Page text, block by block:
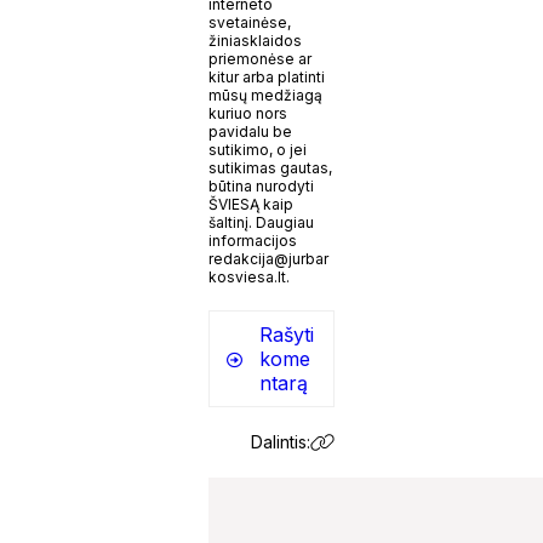
interneto
svetainėse,
žiniasklaidos
priemonėse ar
kitur arba platinti
mūsų medžiagą
kuriuo nors
pavidalu be
sutikimo, o jei
sutikimas gautas,
būtina nurodyti
ŠVIESĄ kaip
šaltinį. Daugiau
informacijos
redakcija@jurbar
kosviesa.lt.
Rašyti
kome
ntarą
Dalintis: